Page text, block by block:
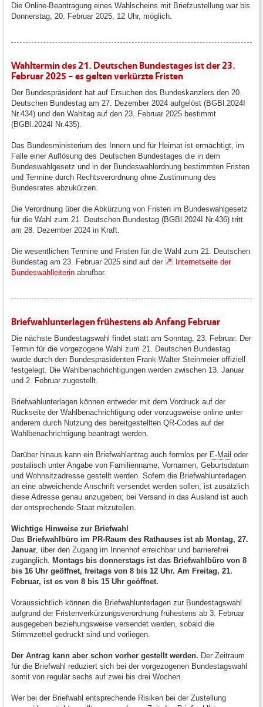
Die Online-Beantragung eines Wahlscheins mit Briefzustellung war bis
Donnerstag, 20. Februar 2025, 12 Uhr, möglich.
Wahltermin des 21. Deutschen Bundestages ist der 23.
Februar 2025 – es gelten verkürzte Fristen
Der Bundespräsident hat auf Ersuchen des Bundeskanzlers den 20.
Deutschen Bundestag am 27. Dezember 2024 aufgelöst (BGBl.2024I
Nr.434) und den Wahltag auf den 23. Februar 2025 bestimmt
(BGBl.2024I Nr.435).
Das Bundesministerium des Innern und für Heimat ist ermächtigt, im
Falle einer Auflösung des Deutschen Bundestages die in dem
Bundeswahlgesetz und in der Bundeswahlordnung bestimmten Fristen
und Termine durch Rechtsverordnung ohne Zustimmung des
Bundesrates abzukürzen.
Die Verordnung über die Abkürzung von Fristen im Bundeswahlgesetz
für die Wahl zum 21. Deutschen Bundestag (BGBl.2024I Nr.436) tritt
am 28. Dezember 2024 in Kraft.
Die wesentlichen Termine und Fristen für die Wahl zum 21. Deutschen
Bundestag am 23. Februar 2025 sind auf der
Internetseite der
Bundeswahlleiterin abrufbar.
Briefwahlunterlagen frühestens ab Anfang Februar
Die nächste Bundestagswahl findet statt am Sonntag, 23. Februar. Der
Termin für die vorgezogene Wahl zum 21. Deutschen Bundestag
wurde durch den Bundespräsidenten Frank-Walter Steinmeier offiziell
festgelegt. Die Wahlbenachrichtigungen werden zwischen 13. Januar
und 2. Februar zugestellt.
Briefwahlunterlagen können entweder mit dem Vordruck auf der
Rückseite der Wahlbenachrichtigung oder vorzugsweise online unter
anderem durch Nutzung des bereitgestellten QR-Codes auf der
Wahlbenachrichtigung beantragt werden.
Darüber hinaus kann ein Briefwahlantrag auch formlos per E-Mail oder
postalisch unter Angabe von Familienname, Vornamen, Geburtsdatum
und Wohnsitzadresse gestellt werden. Sofern die Briefwahlunterlagen
an eine abweichende Anschrift versendet werden sollen, ist zusätzlich
diese Adresse genau anzugeben; bei Versand in das Ausland ist auch
der entsprechende Staat mitzuteilen.
Wichtige Hinweise zur Briefwahl
Das Briefwahlbüro im PR-Raum des Rathauses ist ab Montag, 27.
Januar , über den Zugang im Innenhof erreichbar und barrierefrei
zugänglich. Montags bis donnerstags ist das Briefwahlbüro von 8
bis 16 Uhr geöffnet, freitags von 8 bis 12 Uhr. Am Freitag, 21.
Februar, ist es von 8 bis 15 Uhr geöffnet.
Voraussichtlich können die Briefwahlunterlagen zur Bundestagswahl
aufgrund der Fristenverkürzungsverordnung frühestens ab 3. Februar
ausgegeben beziehungsweise versendet werden, sobald die
Stimmzettel gedruckt sind und vorliegen.
Der Antrag kann aber schon vorher gestellt werden. Der Zeitraum
für die Briefwahl reduziert sich bei der vorgezogenen Bundestagswahl
somit von regulär sechs auf zwei bis drei Wochen.
Wer bei der Briefwahl entsprechende Risiken bei der Zustellung